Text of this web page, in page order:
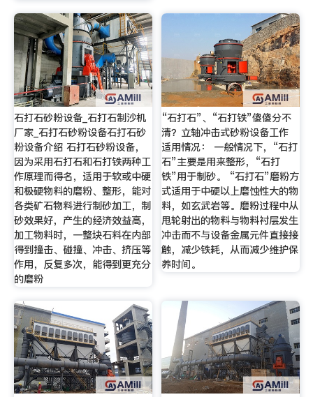
石打石砂粉设备_石打石制沙机
厂家_石打石砂粉设备石打石砂
粉设备介绍 石打石砂粉设备，
因为采用石打石和石打铁两种工
作原理而得名，适用于软或中硬
和极硬物料的磨粉、整形，能对
各类矿石物料进行制砂加工，制
砂效果好，产生的经济效益高，
加工物料时，一整块石料在内部
得到撞击、碰撞、冲击、挤压等
作用，反复多次，能得到更充分
的磨粉
“石打石”、“石打铁”傻傻分不
清？立轴冲击式砂粉设备工作
适用情况： 一般情况下，“石打
石”主要是用来整形，“石打
铁”用于制砂。 “石打石”磨粉方
式适用于中硬以上磨蚀性大的物
料，如玄武岩等。磨粉过程中从
甩轮射出的物料与物料衬层发生
冲击而不与设备金属元件直接接
触，减少铁耗，从而减少维护保
养时间。